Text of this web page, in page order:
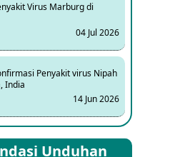
Virus Marburg di
04 Jul 2026
Penyakit virus Nipah
India
14 Jun 2026
Penyakit virus Nipah di
Unduhan